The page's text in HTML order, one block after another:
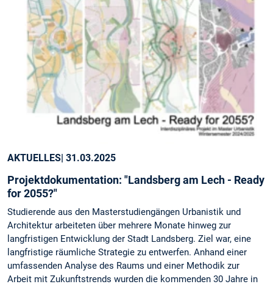
AKTUELLES| 31.03.2025
Projektdokumentation: "Landsberg am Lech - Ready
for 2055?"
Studierende aus den Masterstudiengängen Urbanistik und
Architektur arbeiteten über mehrere Monate hinweg zur
langfristigen Entwicklung der Stadt Landsberg. Ziel war, eine
langfristige räumliche Strategie zu entwerfen. Anhand einer
umfassenden Analyse des Raums und einer Methodik zur
Arbeit mit Zukunftstrends wurden die kommenden 30 Jahre in